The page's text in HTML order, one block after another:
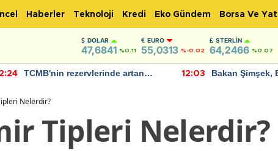
Haberler Teknoloji Kredi Eko Gündem Borsa Ve
DOLAR
47,6841 %0.11
EURO
55,0313 %-0.02
STERLIN
64,2466 %0.07
TCMB'nin rezervlerinde artan
12:03
Bakan Şimşek,
Nelerdir?
Tipleri Nelerdir?